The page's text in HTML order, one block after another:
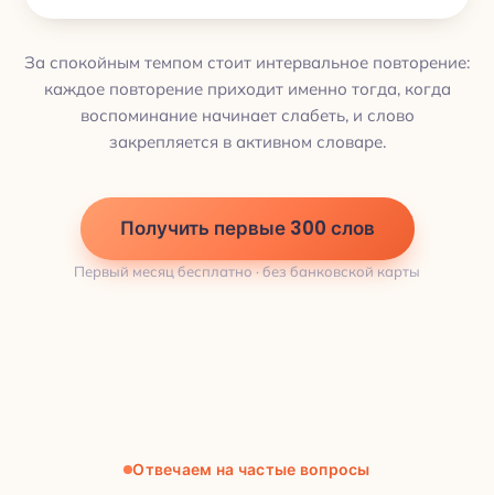
За спокойным темпом стоит интервальное повторение:
каждое повторение приходит именно тогда, когда
воспоминание начинает слабеть, и слово
закрепляется в активном словаре.
Получить первые 300 слов
Первый месяц бесплатно · без банковской карты
Отвечаем на частые вопросы